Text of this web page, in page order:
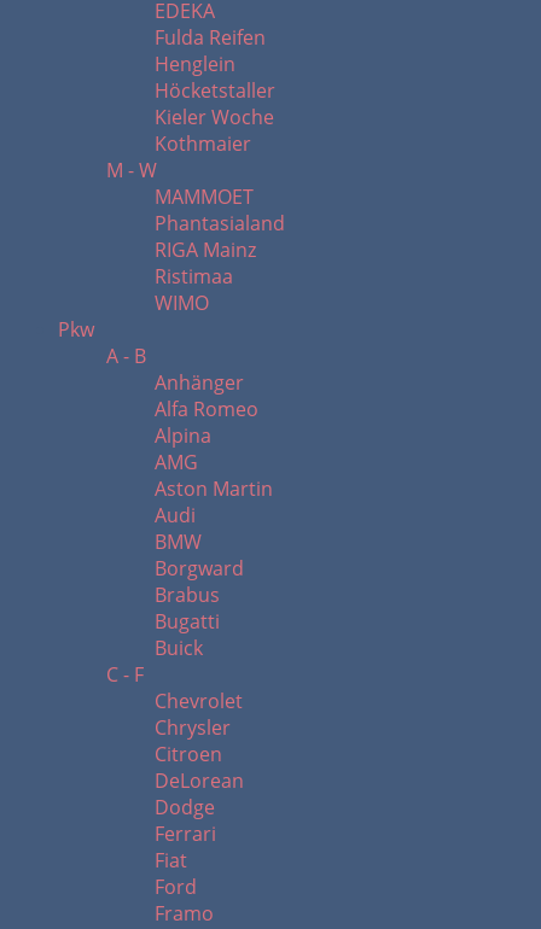
EDEKA
Fulda Reifen
Henglein
Höcketstaller
Kieler Woche
Kothmaier
M - W
MAMMOET
Phantasialand
RIGA Mainz
Ristimaa
WIMO
Pkw
A - B
Anhänger
Alfa Romeo
Alpina
AMG
Aston Martin
Audi
BMW
Borgward
Brabus
Bugatti
Buick
C - F
Chevrolet
Chrysler
Citroen
DeLorean
Dodge
Ferrari
Fiat
Ford
Framo